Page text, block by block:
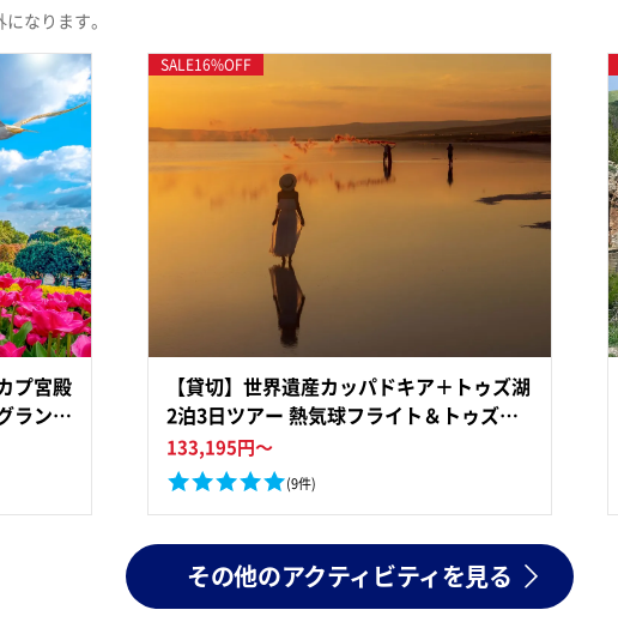
なります。
プ宮殿
ランド
合わ
本語
SALE16%OFF
【貸切】世界遺産カッパドキア＋トゥズ湖
2泊3日ツアー 熱気球フライト＆トゥズ湖
へご案内 洞窟ホテルに2連泊＜1都市／日
本語ガイド／国内航空券込／イスタンブー
ル
133,195円～
(9件)
その他のアクティビティを見る